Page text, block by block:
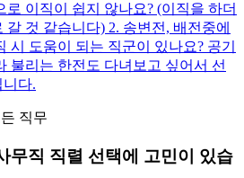
로 이직이 쉽지 않나요? (이직을 하더
갈 것 같습니다) 2. 송변전, 배전중에
시 도움이 되는 직군이 있나요? 공기
불리는 한전도 다녀보고 싶어서 선
다.
직무
무직 직렬 선택에 고민이 있습